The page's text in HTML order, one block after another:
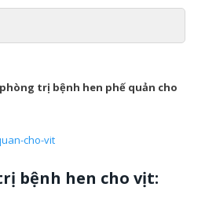
trị bệnh hen phế quản cho
bệnh hen cho vịt: